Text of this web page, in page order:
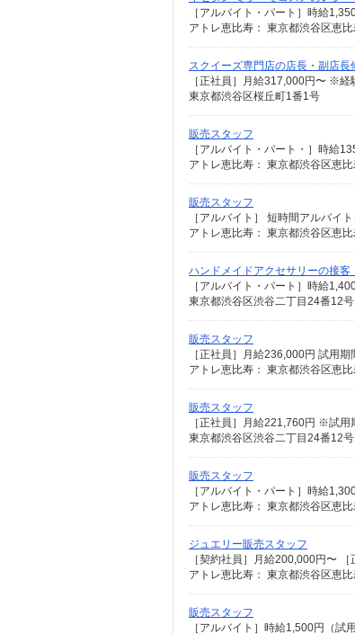
［アルバイト・パート］時給
アトレ恵比寿： 東京都渋谷区恵
スクイーズ専門店の店長・副店長
［正社員］月給317,000円〜 ※
東京都渋谷区桜丘町1番1号
販売スタッフ
［アルバイト・パート・］時給
アトレ恵比寿： 東京都渋谷区恵
販売スタッフ
［アルバイト］ 短時間アルバイ
アトレ恵比寿： 東京都渋谷区恵
ハンドメイドアクセサリーの接客
［アルバイト・パート］時給
東京都渋谷区渋谷二丁目24番12
販売スタッフ
アトレ恵比寿： 東京都渋谷区恵
販売スタッフ
［正社員］月給221,760円 ※試用
東京都渋谷区渋谷二丁目24番12
販売スタッフ
［アルバイト・パート］時給
アトレ恵比寿： 東京都渋谷区恵
ジュエリー販売スタッフ
アトレ恵比寿： 東京都渋谷区恵
販売スタッフ
［アルバイト］時給1,500円（試